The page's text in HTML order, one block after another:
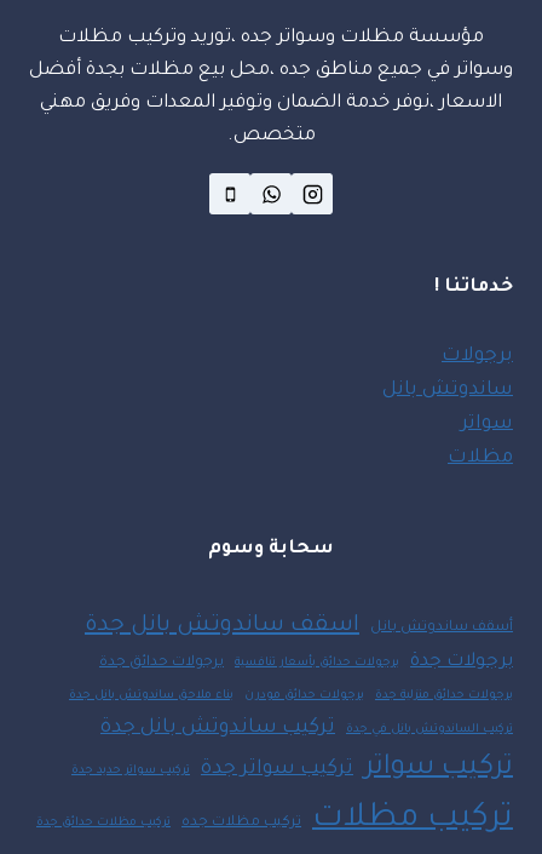
مؤسسة مظلات وسواتر جده ،توريد وتركيب مظلات
وسواتر في جميع مناطق جده ،محل بيع مظلات بجدة أفضل
الاسعار ،نوفر خدمة الضمان وتوفير المعدات وفريق مهني
متخصص.
خدماتنا !
برجولات
ساندوتش بانل
سواتر
مظلات
سحابة وسوم
أسقف ساندوتش بانل اسقف ساندوتش بانل جدة
برجولات جدة برجولات حدائق بأسعار تنافسية برجولات حدائق جدة
برجولات حدائق منزلية جدة برجولات حدائق مودرن بناء ملاحق ساندوتش بانل جدة
تركيب الساندوتش بانل في جدة تركيب ساندوتش بانل جدة
تركيب سواتر تركيب سواتر جدة تركيب سواتر حديد جدة
تركيب مظلات تركيب مظلات جده تركيب مظلات حدائق جدة